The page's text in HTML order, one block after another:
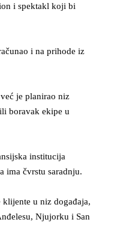
i spektakl koji bi
i na prihode iz
je planirao niz
boravak ekipe u
institucija
ima čvrstu saradnju.
u niz događaja,
Njujorku i San